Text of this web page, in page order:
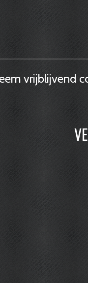
vrijblijvend